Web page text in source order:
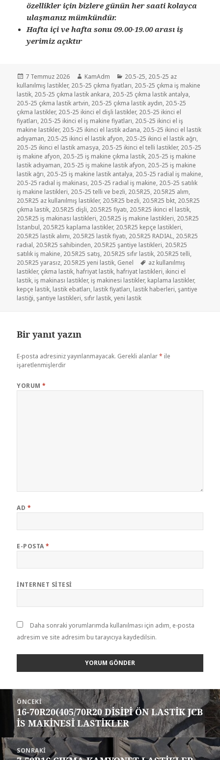
özellikler için bizlere günün her saati kolayca
ulaşmanız mümkündür.
Hafta içi ve hafta sonu 09.00-19.00 arası iş
yerimiz açıktır
Yayın
tarihi
7 Temmuz 2026 Yazar
KamAdm Kategoriler
20.5-25, 20.5-25 az
kullanılmış lastikler, 20.5-25 çıkma fiyatları, 20.5-25 çıkma iş makine
lastik, 20.5-25 çıkma lastik ankara, 20.5-25 çıkma lastik antalya,
20.5-25 çıkma lastik artvin, 20.5-25 çıkma lastik aydın, 20.5-25
çıkma lastikler, 20.5-25 ikinci el dişli lastikler, 20.5-25 ikinci el
fiyatları, 20.5-25 ikinci el iş makine fiyatları, 20.5-25 ikinci el iş
makine lastikler, 20.5-25 ikinci el lastik adana, 20.5-25 ikinci el lastik
adıyaman, 20.5-25 ikinci el lastik afyon, 20.5-25 ikinci el lastik ağrı,
20.5-25 ikinci el lastik amasya, 20.5-25 ikinci el telli lastikler, 20.5-25
iş makine afyon, 20.5-25 iş makine çıkma lastik, 20.5-25 iş makine
lastik adıyaman, 20.5-25 iş makine lastik afyon, 20.5-25 iş makine
lastik ağrı, 20.5-25 iş makine lastik antalya, 20.5-25 radial iş makine,
20.5-25 radıal iş makinası, 20.5-25 radıal iş makine, 20.5-25 satılık
iş makine lastikleri, 20.5-25 telli ve bezli, 20.5R25, 20.5R25 alım,
20.5R25 az kullanılmış lastikler, 20.5R25 bezli, 20.5R25 bkt, 20.5R25
çıkma lastik, 20.5R25 dişli, 20.5R25 fiyatı, 20.5R25 ikinci el lastik,
20.5R25 iş makinası lastikleri, 20.5R25 iş makine lastikleri, 20.5R25
İstanbul, 20.5R25 kaplama lastikler, 20.5R25 kepçe lastikleri,
20.5R25 lastik alımı, 20.5R25 lastik fiyatı, 20.5R25 RADIAL, 20.5R25
radıal, 20.5R25 sahibinden, 20.5R25 şantiye lastikleri, 20.5R25
satılık iş makine, 20.5R25 satış, 20.5R25 sıfır lastik, 20.5R25 telli,
20.5R25 yarasız, 20.5R25 yeni lastik, Genel Etiketler
az kullanılmış
lastikler, çıkma lastik, hafriyat lastik, hafriyat lastikleri, ikinci el
lastik, iş makinası lastikler, iş makinesi lastikler, kaplama lastikler,
kepçe lastik, lastik ebatları, lastik fiyatları, lastik haberleri,şantiye
lastiği,şantiye lastikleri, sıfır lastik,yeni lastik
Bir yanıt yazın
E-posta adresiniz yayınlanmayacak. Gerekli alanlar* ile
işaretlenmişlerdir
YORUM*
AD *
E-POSTA*
İNTERNET SITESI
Daha sonraki yorumlarımda kullanılması için adım, e-posta
adresim ve site adresim bu tarayıcıya kaydedilsin.
Yazı
gezinmesi
ÖNCEKI
Önceki
yazı:
16-70R20(405/70R20 DİSİPİ ÖN LASTİK JCB
İS MAKİNESİ LASTİKLER
SONRAKI